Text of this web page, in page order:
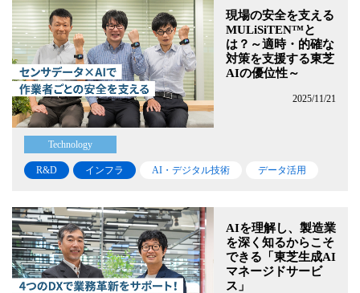
現場の安全を支える
MULiSiTEN™と
は？～適時・的確な
対策を支援する東芝
AIの優位性～
2025/11/21
Technology
R&D インフラ AI・デジタル技術 データ活用
AIを理解し、製造業
を深く知るからこそ
できる「東芝生成AI
マネージドサービ
ス」